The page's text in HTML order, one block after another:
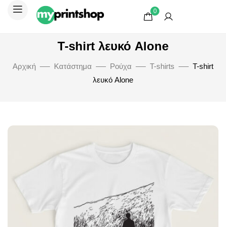
0
T-shirt λευκό Alone
Αρχική Κατάστημα Ρούχα T-shirts
T-shirt
λευκό Alone